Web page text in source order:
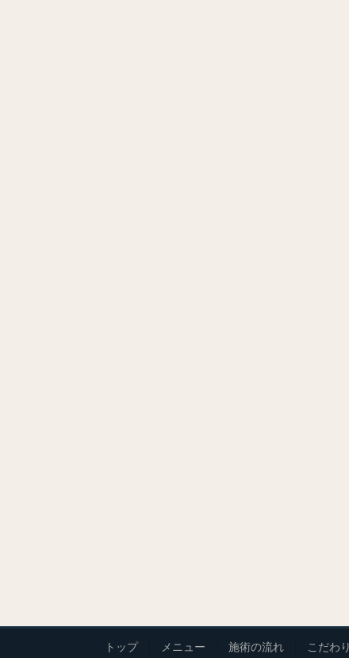
トップ メニュー 施術の流れ こだわり